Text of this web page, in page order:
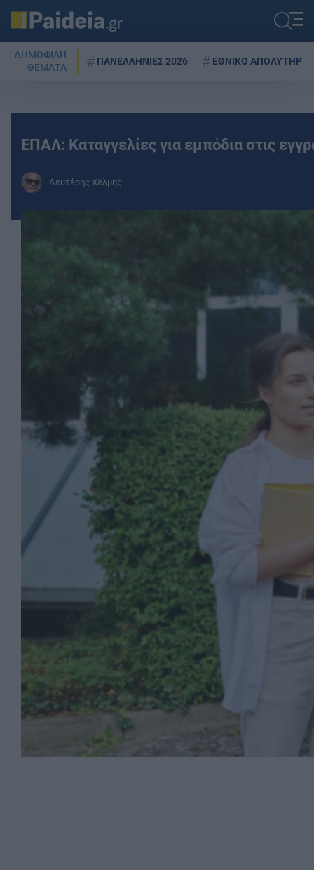
ΔΗΜΟΦΙΛΗ
ΘΕΜΑΤΑ
ΠΑΝΕΛΛΗΝΙΕΣ 2026 ΕΘΝΙΚΟ ΑΠΟΛΥΤΗΡΙΟ
ΕΠΑΛ: Καταγγελίες για εμπόδια στις
Λευτέρης Χέλμης